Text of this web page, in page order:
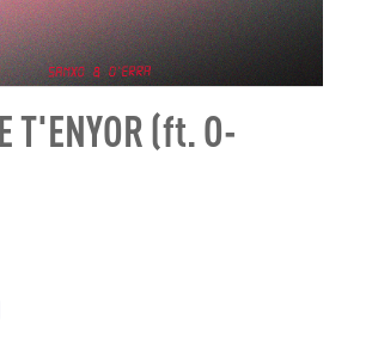
T'ENYOR (ft. O-